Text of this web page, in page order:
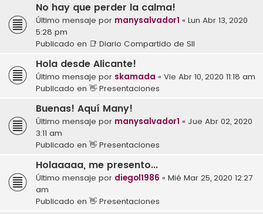
No hay que perder la calma!
Último mensaje por manysalvador1 « Lun Abr 13, 2020
5:28 pm
Publicado en 📑 Diario Compartido de SII
Hola desde Alicante!
Último mensaje por skamada « Vie Abr 10, 2020 11:18 am
Publicado en 👋 Presentaciones
Buenas! Aquí Many!
Último mensaje por manysalvador1 « Jue Abr 02, 2020
3:11 am
Publicado en 👋 Presentaciones
Holaaaaa, me presento...
Último mensaje por diegol1986 « Mié Mar 25, 2020 12:27
am
Publicado en 👋 Presentaciones